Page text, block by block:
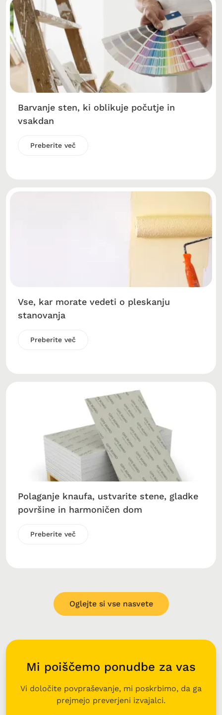
Barvanje sten, ki oblikuje počutje in
vsakdan
Preberite več
Vse, kar morate vedeti o pleskanju
stanovanja
Preberite več
Polaganje knaufa, ustvarite stene, gladke
površine in harmoničen dom
Preberite več
Oglejte si vse nasvete
Mi poiščemo ponudbe za vas
Vi določite povpraševanje, mi poskrbimo, da ga
prejmejo preverjeni izvajalci.